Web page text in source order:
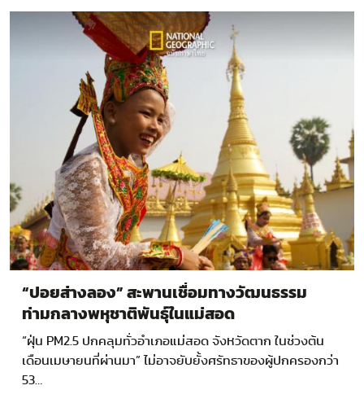
“ปอยส่างลอง” สะพานเชื่อมทางวัฒนธรรม
ท่ามกลางพหุชาติพันธุ์ในแม่สอด
“ฝุ่น PM2.5 ปกคลุมทั่วอำเภอแม่สอด จังหวัดตาก ในช่วงต้น
เดือนเมษายนที่ผ่านมา” ไม่อาจยับยั้งศรัทธาของผู้ปกครองกว่า
53…